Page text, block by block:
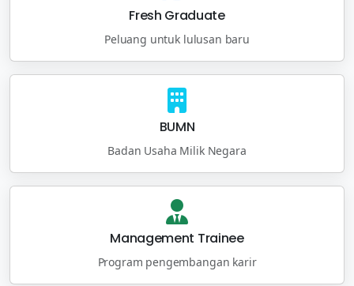
Fresh Graduate
Peluang untuk lulusan baru
BUMN
Badan Usaha Milik Negara
Management Trainee
Program pengembangan karir